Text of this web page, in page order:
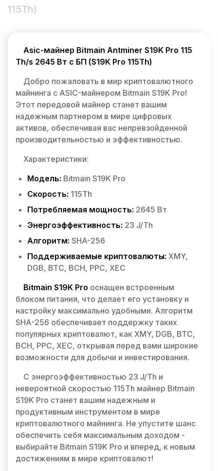
115Th)
Asic-майнер Bitmain Antminer S19K Pro 115
Th/s 2645 Вт с БП (S19K Pro 115Th)
Добро пожаловать в мир криптовалютного
майнинга с ASIC-майнером Bitmain S19K Pro!
Этот передовой майнер станет вашим
надежным партнером в мире цифровых
активов, обеспечивая вас непревзойденной
производительностью и эффективностью.
Характеристики:
Модель: Bitmain S19K Pro
Скорость: 115Th
Потребляемая мощность: 2645 Вт
Энергоэффективность: 23 J/Th
Алгоритм: SHA-256
Поддерживаемые криптовалюты: XMY,
DGB, BTC, BCH, PPC, XEC
Bitmain S19K Pro оснащен встроенным
блоком питания, что делает его установку и
настройку максимально удобными. Алгоритм
SHA-256 обеспечивает поддержку таких
популярных криптовалют, как XMY, DGB, BTC,
BCH, PPC, XEC, открывая перед вами широкие
возможности для добычи и инвестирования.
С энергоэффективностью 23 J/Th и
невероятной скоростью 115Th майнер Bitmain
S19K Pro станет вашим надежным и
продуктивным инструментом в мире
криптовалютного майнинга. Не упустите шанс
обеспечить себя максимальным доходом -
выбирайте Bitmain S19K Pro и вперед, к новым
достижениям в мире криптовалют!